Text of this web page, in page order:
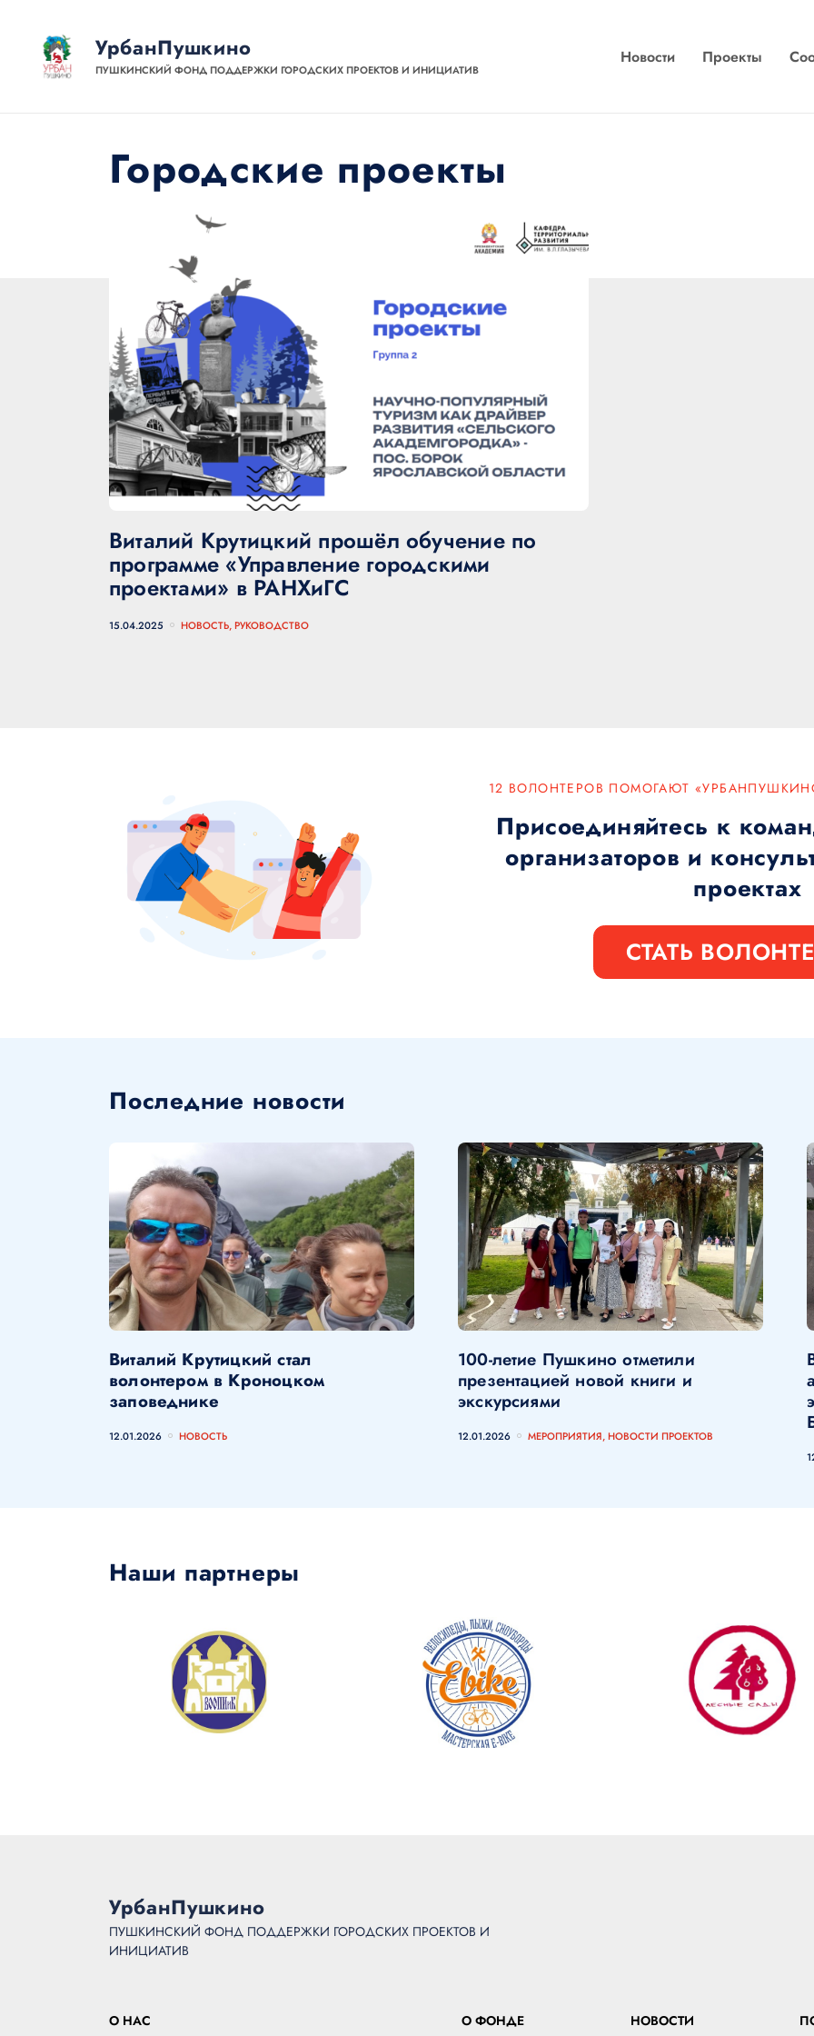
УрбанПушкино
ПУШКИНСКИЙ ФОНД ПОДДЕРЖКИ ГОРОДСКИХ ПРОЕКТОВ И ИНИЦИАТИВ
Новости Проекты
Городские проекты
Виталий Крутицкий прошёл обучение по
программе «Управление городскими
проектами» в РАНХиГС
15.04.2025 НОВОСТЬ, РУКОВОДСТВО
12 ВОЛОНТЕРОВ ПОМОГАЮТ
Присоединяйтесь к
организаторов и
проектах
СТАТЬ
Последние новости
Виталий Крутицкий стал
волонтером в Кроноцком
заповеднике
12.01.2026 НОВОСТЬ
100-летие Пушкино отметили
презентацией новой книги и
экскурсиями
12.01.2026 МЕРОПРИЯТИЯ, НОВОСТИ ПРОЕКТОВ
Наши партнеры
УрбанПушкино
ПУШКИНСКИЙ ФОНД ПОДДЕРЖКИ ГОРОДСКИХ ПРОЕКТОВ И
ИНИЦИАТИВ
О НАС О ФОНДЕ НОВОСТИ